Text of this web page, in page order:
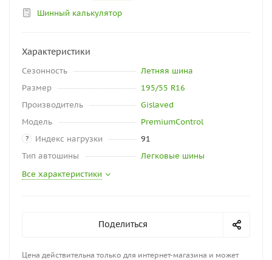
Шинный калькулятор
Характеристики
Сезонность
Летняя шина
Размер
195/55 R16
Производитель
Gislaved
Модель
PremiumControl
? Индекс нагрузки
91
Тип автошины
Легковые шины
Все характеристики
Поделиться
Цена действительна только для интернет-магазина и может